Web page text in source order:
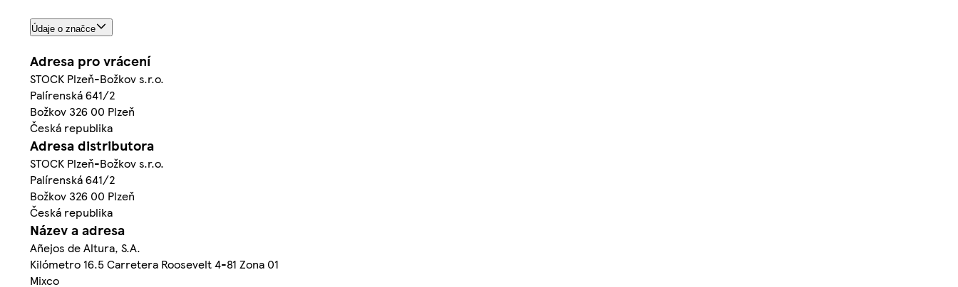
Údaje o značce
Adresa pro vrácení
STOCK Plzeň-Božkov s.r.o.
Palírenská 641/2
Božkov 326 00 Plzeň
Česká republika
Adresa distributora
STOCK Plzeň-Božkov s.r.o.
Palírenská 641/2
Božkov 326 00 Plzeň
Česká republika
Název a adresa
Añejos de Altura, S.A.
Kilómetro 16.5 Carretera Roosevelt 4-81 Zona 01
Mixco